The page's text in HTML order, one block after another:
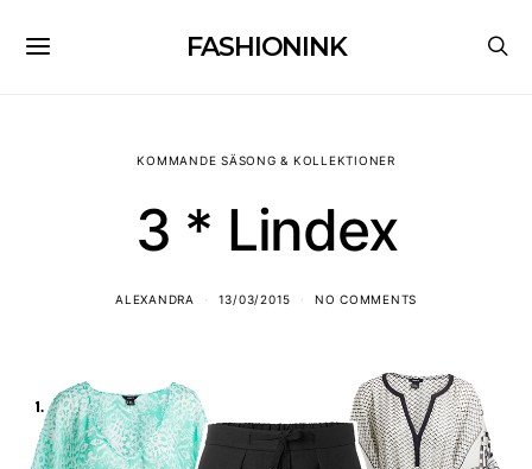
FASHIONINK
KOMMANDE SÄSONG & KOLLEKTIONER
3 * Lindex
ALEXANDRA 13/03/2015 NO COMMENTS